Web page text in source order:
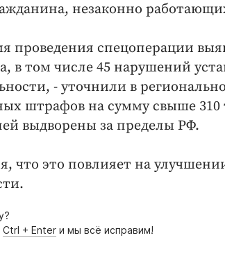
незаконно
проведения спецоперации
в том числе 45 нарушений
- уточнили в
штрафов на сумму свыше 310
выдворены за пределы РФ.
что это повлияет на
Ctrl + Enter и мы всё исправим!